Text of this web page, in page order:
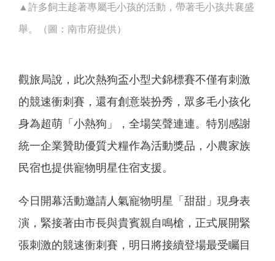
▲許多飼主趁著專屬毛小孩的活動，帶著毛小孩共襄盛
舉。（圖：南市府提供）
觀旅局說，此次熱狗盃小型犬錦標賽不僅有刺激
的競速衝刺賽，還有創意裝扮秀，眾多毛小孩化
身為超萌「小熱狗」，全場笑聲連連。特別感謝
統一企業贊助優質犬糧作為活動獎品，小農家族
民宿也提供寵物明星住宿支援。
今日開幕活動邀請人氣寵物明星「甜甜」現身表
演，緊接著由市長與貴賓親自鳴槍，正式展開緊
張刺激的競速衝刺賽，明日將接續登場最受矚目